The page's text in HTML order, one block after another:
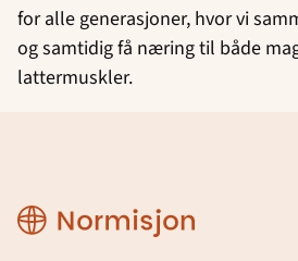
for alle generasjoner, hvor vi
og samtidig få næring til både
lattermuskler.
Region
Østfold